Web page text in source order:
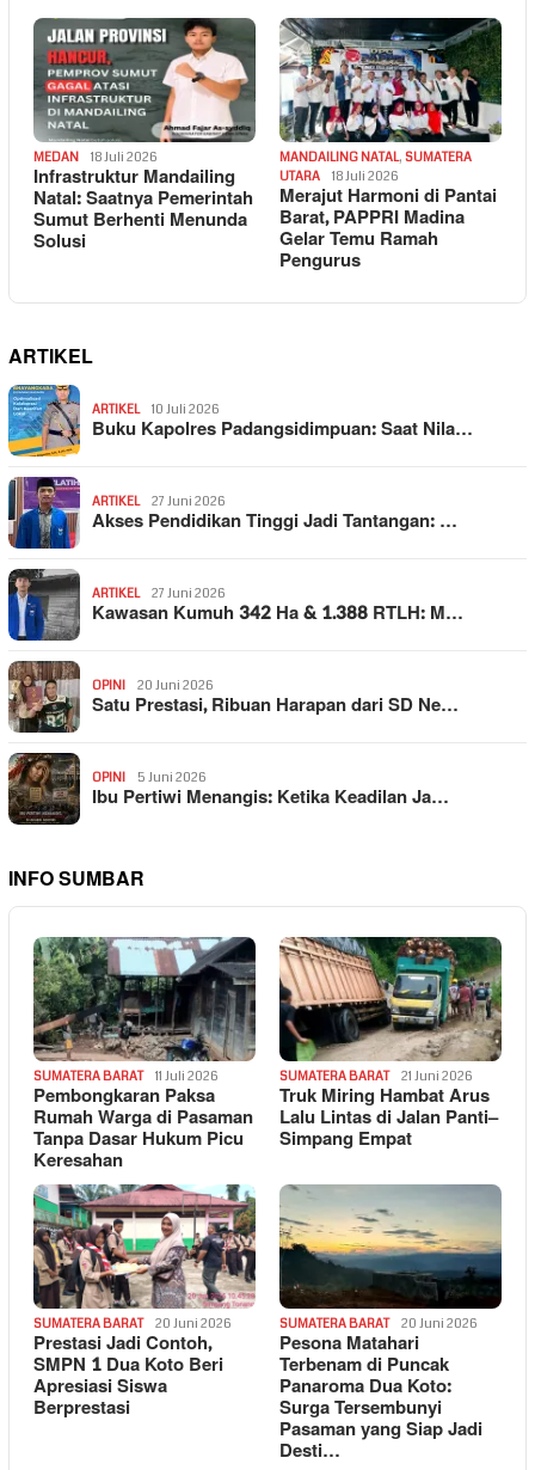
MEDAN 18 Juli 2026
Infrastruktur Mandailing
Natal: Saatnya Pemerintah
Sumut Berhenti Menunda
Solusi
MANDAILING NATAL, SUMATERA
UTARA
18 Juli 2026
Merajut Harmoni di Pantai
Barat, PAPPRI Madina
Gelar Temu Ramah
Pengurus
ARTIKEL
ARTIKEL 10 Juli 2026
Buku Kapolres Padangsidimpuan: Saat Nila…
ARTIKEL 27 Juni 2026
Akses Pendidikan Tinggi Jadi Tantangan: …
ARTIKEL 27 Juni 2026
Kawasan Kumuh 342 Ha & 1.388 RTLH: M…
OPINI 20 Juni 2026
Satu Prestasi, Ribuan Harapan dari SD Ne…
OPINI 5 Juni 2026
Ibu Pertiwi Menangis: Ketika Keadilan Ja…
INFO SUMBAR
SUMATERA BARAT 11 Juli 2026
Pembongkaran Paksa
Rumah Warga di Pasaman
Tanpa Dasar Hukum Picu
Keresahan
SUMATERA BARAT 21 Juni 2026
Truk Miring Hambat Arus
Lalu Lintas di Jalan Panti–
Simpang Empat
SUMATERA BARAT 20 Juni 2026
Prestasi Jadi Contoh,
SMPN 1 Dua Koto Beri
Apresiasi Siswa
Berprestasi
SUMATERA BARAT 20 Juni 2026
Pesona Matahari
Terbenam di Puncak
Panaroma Dua Koto:
Surga Tersembunyi
Pasaman yang Siap Jadi
Desti…